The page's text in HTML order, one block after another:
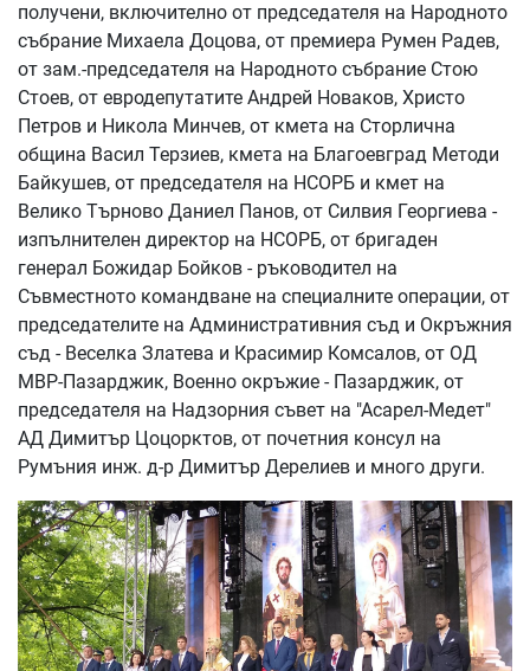
получени, включително от председателя на Народното
събрание Михаела Доцова, от премиера Румен Радев,
от зам.-председателя на Народното събрание Стою
Стоев, от евродепутатите Андрей Новаков, Христо
Петров и Никола Минчев, от кмета на Сторлична
община Васил Терзиев, кмета на Благоевград Методи
Байкушев, от председателя на НСОРБ и кмет на
Велико Търново Даниел Панов, от Силвия Георгиева -
изпълнителен директор на НСОРБ, от бригаден
генерал Божидар Бойков - ръководител на
Съвместното командване на специалните операции, от
председателите на Административния съд и Окръжния
съд - Веселка Златева и Красимир Комсалов, от ОД
МВР-Пазарджик, Военно окръжие - Пазарджик, от
председателя на Надзорния съвет на "Асарел-Медет"
АД Димитър Цоцорктов, от почетния консул на
Румъния инж. д-р Димитър Дерелиев и много други.